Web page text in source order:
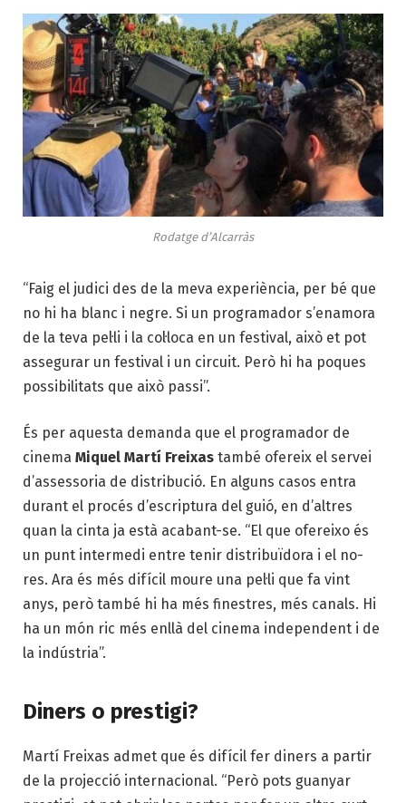
Rodatge d’Alcarràs
“Faig el judici des de la meva experiència, per bé que
no hi ha blanc i negre. Si un programador s’enamora
de la teva pel·li i la col·loca en un festival, això et pot
assegurar un festival i un circuit. Però hi ha poques
possibilitats que això passi”.
És per aquesta demanda que el programador de
cinema Miquel Martí Freixas també ofereix el servei
d’assessoria de distribució. En alguns casos entra
durant el procés d’escriptura del guió, en d’altres
quan la cinta ja està acabant-se. “El que ofereixo és
un punt intermedi entre tenir distri­buïdora i el no-
res. Ara és més difícil moure una pel·li que fa vint
anys, però també hi ha més finestres, més canals. Hi
ha un món ric més enllà del cinema independent i de
la indústria”.
Diners o prestigi?
Martí Freixas admet que és difícil fer diners a partir
de la projecció internacional. “Però pots guanyar